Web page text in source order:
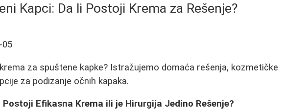
Kapci: Da li Postoji Krema za Rešenje?
05
za spuštene kapke? Istražujemo domaća rešenja, kozmetičke
za podizanje očnih kapaka.
Efikasna Krema ili je Hirurgija Jedino Rešenje?